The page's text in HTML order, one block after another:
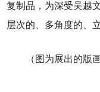
复制品，为深受吴越
层次的、多角度的、
（图为展出的版画